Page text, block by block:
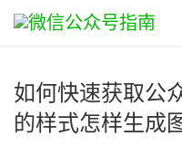
如何快速获取公
的样式怎样生成